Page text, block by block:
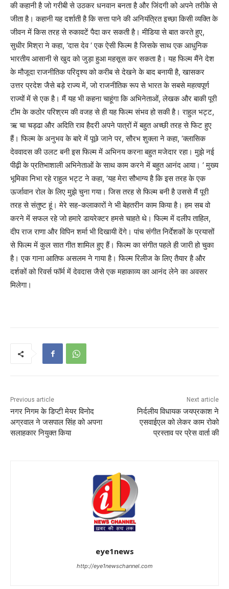
की कहानी है जो गरीबी से उठकर धनवान बनता है और जिंदगी को अपने तरीके से
जीता है। कहानी यह दर्शाती है कि सत्ता पाने की अनियंत्रित इच्छा किसी व्यक्ति के
जीवन में किस तरह से रुकावटें पैदा कर सकती है। मीडिया से बात करते हुए,
सुधीर मिश्रा ने कहा, ‘दास देव ‘ एक ऐसी फिल्म है जिसके साथ एक आधुनिक
भारतीय आसानी से खुद को जुड़ा हुआ महसूस कर सकता है। यह फिल्म मैंने देश
के मौजूदा राजनीतिक परिदृश्य को करीब से देखने के बाद बनायी है, खासकर
उत्तर प्रदेश जैसे बड़े राज्य में, जो राजनीतिक रूप से भारत के सबसे महत्वपूर्ण
राज्यों में से एक है। मैं यह भी कहना चाहूंगा कि अभिनेताओं, लेखक और बाकी पूरी
टीम के कठोर परिश्रम की वजह से ही यह फिल्म संभव हो सकी है। राहुल भट्ट,
ऋ चा चड्ढा और अदिति राव हैदरी अपने पात्रों में बहुत अच्छी तरह से फिट हुए
हैं। फिल्म के अनुभव के बारे में पूछे जाने पर, सौरभ शुक्ला ने कहा, ‘क्लासिक
देववादस की उलट बनी इस फिल्म में अभिनय करना बहुत मजेदार रहा। मुझे नई
पीढ़ी के प्रतिभाशाली अभिनेताओं के साथ काम करने में बहुत आनंद आया। ‘ मुख्य
भूमिका निभा रहे राहुल भट्ट ने कहा, ‘यह मेरा सौभाग्य है कि इस तरह के एक
ऊर्जावान रोल के लिए मुझे चुना गया। जिस तरह से फिल्म बनी है उससे मैं पूरी
तरह से संतुष्ट हूं। मेरे सह-कलाकारों ने भी बेहतरीन काम किया है। हम सब वो
करने में सफल रहे जो हमारे डायरेक्टर हमसे चाहते थे। फिल्म में दलीप ताहिल,
दीप राज राणा और विपिन शर्मा भी दिखायी देंगे। पांच संगीत निर्देशकों के प्रयासों
से फिल्म में कुल सात गीत शामिल हुए हैं। फिल्म का संगीत पहले ही जारी हो चुका
है। एक गाना आतिफ असलम ने गाया है। फिल्म रिलीज के लिए तैयार है और
दर्शकों को रिवर्स फॉर्म में देवदास जैसे एक महाकाव्य का आनंद लेने का अवसर
मिलेगा।
Previous article
नगर निगम के डिप्टी मेयर विनोद
अग्रवाल ने जसपाल सिंह को अपना
सलाहकार नियुक्त किया
Next article
निर्दलीय विधायक जयप्रकाश ने
एसवाईएल को लेकर काम रोको
प्रस्ताव पर प्रेस वार्ता की
eye1news
http://eye1newschannel.com